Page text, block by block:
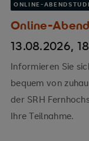
ONLINE-
Online-
13.08.2026,
Informieren Sie
bequem von
der SRH
Ihre Teilnahme.